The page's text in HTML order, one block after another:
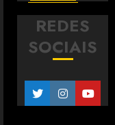
REDES
SOCIAIS